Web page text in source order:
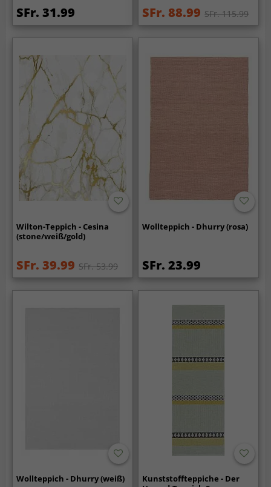
SFr. 31.99 SFr. 88.99 SFr. 115.99
Wilton-Teppich - Cesina
(stone/weiß/gold)
SFr. 39.99 SFr. 53.99
Wollteppich - Dhurry (rosa)
SFr. 23.99
Wollteppich - Dhurry (weiß)
Kunststoffteppiche - Der